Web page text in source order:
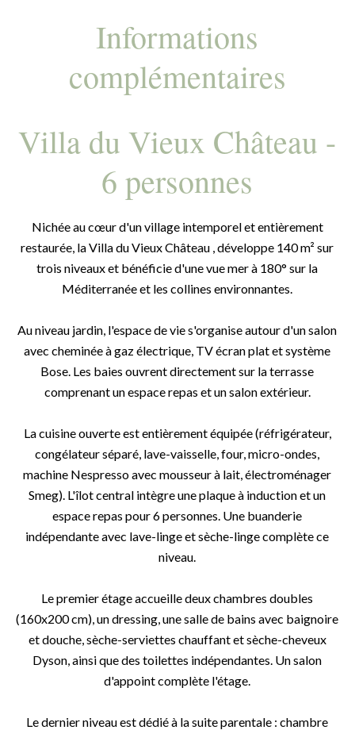
Informations
complémentaires
Villa du Vieux Château -
6 personnes
Nichée au cœur d'un village intemporel et entièrement
restaurée, la Villa du Vieux Château , développe 140 m² sur
trois niveaux et bénéficie d'une vue mer à 180° sur la
Méditerranée et les collines environnantes.
Au niveau jardin, l'espace de vie s'organise autour d'un salon
avec cheminée à gaz électrique, TV écran plat et système
Bose. Les baies ouvrent directement sur la terrasse
comprenant un espace repas et un salon extérieur.
La cuisine ouverte est entièrement équipée (réfrigérateur,
congélateur séparé, lave-vaisselle, four, micro-ondes,
machine Nespresso avec mousseur à lait, électroménager
Smeg). L'îlot central intègre une plaque à induction et un
espace repas pour 6 personnes. Une buanderie
indépendante avec lave-linge et sèche-linge complète ce
niveau.
Le premier étage accueille deux chambres doubles
(160x200 cm), un dressing, une salle de bains avec baignoire
et douche, sèche-serviettes chauffant et sèche-cheveux
Dyson, ainsi que des toilettes indépendantes. Un salon
d'appoint complète l'étage.
Le dernier niveau est dédié à la suite parentale : chambre